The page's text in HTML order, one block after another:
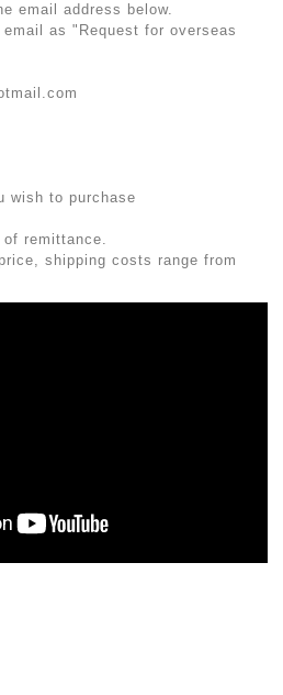
email address below.
as "Request for overseas
wish to purchase
remittance.
shipping costs range from